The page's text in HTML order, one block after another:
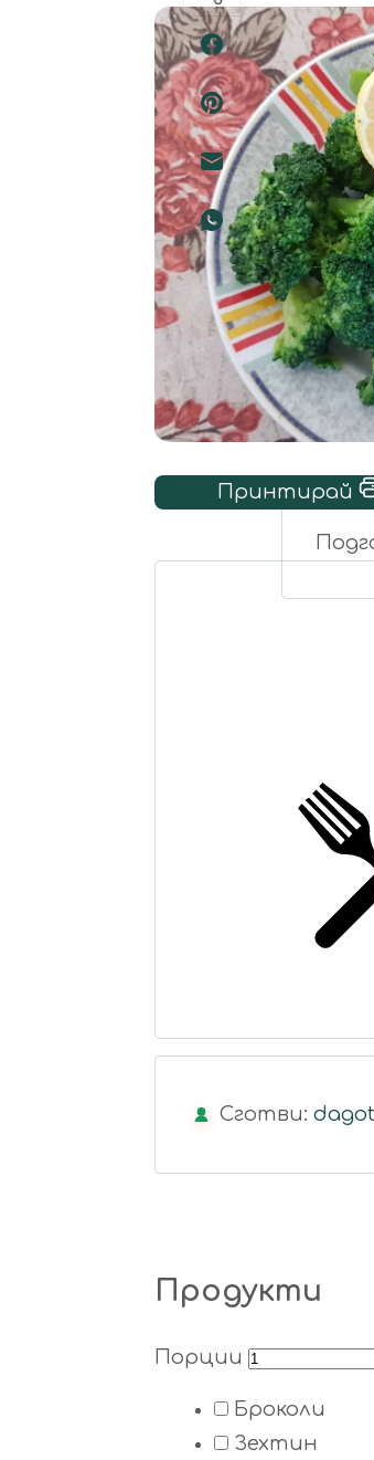
Принтирай
Сготви:
Продукти
Порции
Броколи
Зехтин